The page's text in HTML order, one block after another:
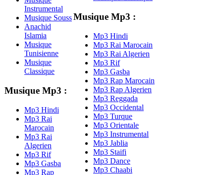
Instrumental
Musique Souss
Anachid
Islamia
Musique
Tunisienne
Musique
Classique
Musique Mp3 :
Mp3 Hindi
Mp3 Rai
Marocain
Mp3 Rai
Algerien
Mp3 Rif
Mp3 Gasba
Mp3 Rap
Musique Mp3 :
Mp3 Hindi
Mp3 Rai Marocain
Mp3 Rai Algerien
Mp3 Rif
Mp3 Gasba
Mp3 Rap Marocain
Mp3 Rap Algerien
Mp3 Reggada
Mp3 Occidental
Mp3 Turque
Mp3 Orientale
Mp3 Instrumental
Mp3 Jablia
Mp3 Staifi
Mp3 Dance
Mp3 Chaabi